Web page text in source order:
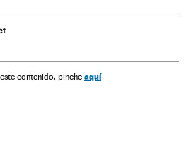
contenido, pinche aquí